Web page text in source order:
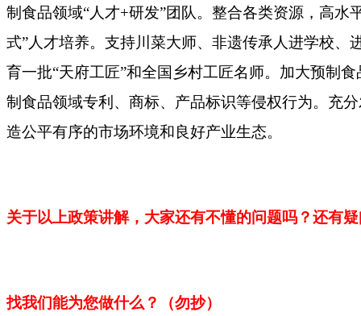
制食品领域“人才+研发”团队。整合各类资源，高
式”人才培养。支持川菜大师、非遗传承人进学校、
育一批“天府工匠”和全国乡村工匠名师。加大预制
制食品领域专利、商标、产品标识等侵权行为。充
造公平有序的市场环境和良好产业生态。
关于以上政策讲解，大家还有不懂的问题吗？还有
找我们能为您做什么？（勿抄）